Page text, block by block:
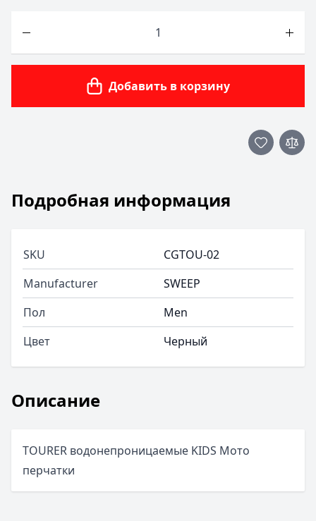
Добавить в корзину
Описание
TOURER водонепроницаемые KIDS Мото
перчатки
Подробная информация
SKU
CGTOU-02
Manufacturer
SWEEP
Пол
Men
Цвет
Черный